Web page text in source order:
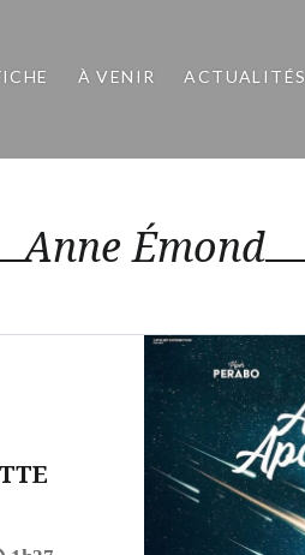
À VENIR ACTUALITÉS
Anne Émond